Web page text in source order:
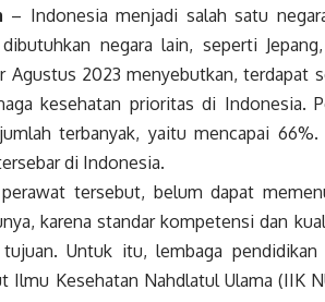
– Indonesia menjadi salah satu
negara lain, seperti
Agustus 2023 menyebutkan, terdapat
kesehatan prioritas di Indonesia.
terbanyak, yaitu mencapai
di Indonesia.
tersebut, belum dapat
karena standar kompetensi dan
Untuk itu, lembaga
Ilmu Kesehatan Nahdlatul Ulama (IIK